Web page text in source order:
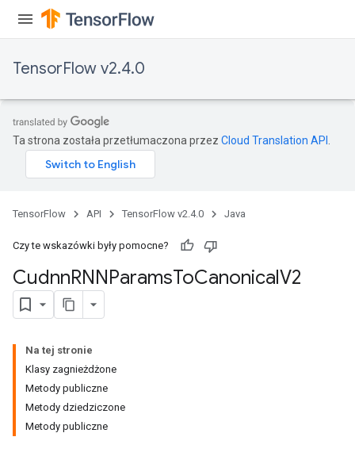
TensorFlow v2.4.0
Ta strona została przetłumaczona przez Cloud Translation API
TensorFlow API TensorFlow v2.4.0 Java
Czy te wskazówki były pomocne?
CudnnRNNParamsToCanonicalV2
Na tej stronie
Klasy zagnieżdżone
Metody publiczne
Metody dziedziczone
Metody publiczne